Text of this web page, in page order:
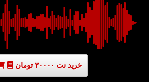
خرید نت ۳۰۰۰۰ تومان